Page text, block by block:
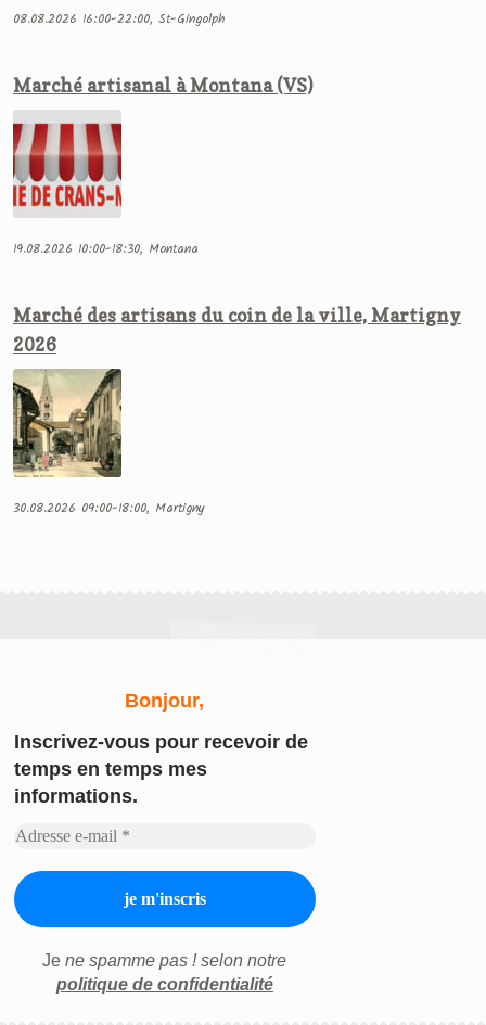
08.08.2026 16:00-22:00, St-Gingolph
Marché artisanal à Montana (VS)
19.08.2026 10:00-18:30, Montana
Marché des artisans du coin de la ville, Martigny
2026
30.08.2026 09:00-18:00, Martigny
Bonjour,
Inscrivez-vous pour recevoir de
temps en temps mes
informations.
Je ne spamme pas ! selon notre
politique de confidentialité